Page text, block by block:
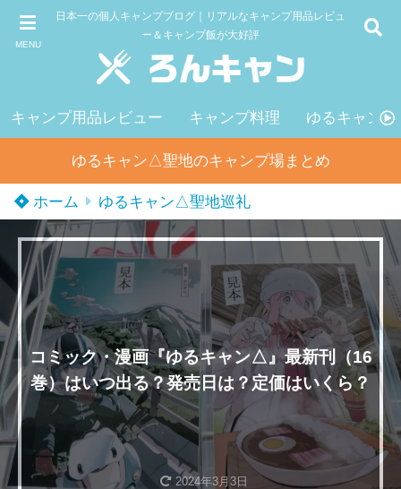
MENU
日本一の個人キャンプブログ｜リアルなキャンプ用品レビュ
ー＆キャンプ飯が大好評
キャンプ用品レビュー キャンプ料理 ゆるキャン△
ゆるキャン△聖地のキャンプ場まとめ
ホーム ゆるキャン△聖地巡礼
コミック・漫画『ゆるキャン△』最新刊（16
巻）はいつ出る？発売日は？定価はいくら？
2024年3月3日